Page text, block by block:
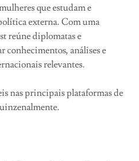
que estudam e
externa. Com uma
reúne diplomatas e
conhecimentos, análises e
relevantes.
nas principais plataformas de